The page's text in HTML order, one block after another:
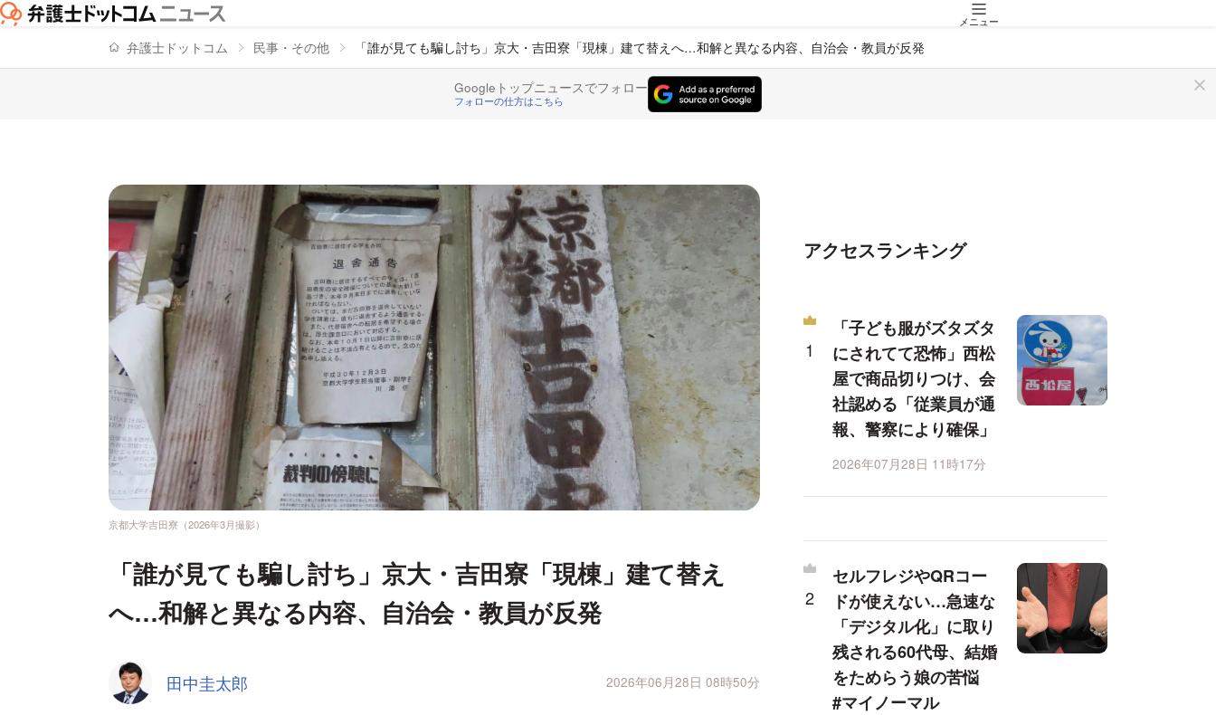
メニュー
弁護士ドットコム 民事・その他 「誰が見ても騙し討ち」京大・吉田寮「現棟」建て替えへ…和解と異なる内容、自治会・教員が反発
Googleトップニュースでフォロー
フォローの仕方はこちら
京都大学吉田寮（2026年3月撮影）
「誰が見ても騙し討ち」京大・吉田寮「現棟」建て替え
へ…和解と異なる内容、自治会・教員が反発
田中圭太郎 2026年06月28日 08時50分
アクセスランキング
「子ども服がズタズタ
にされてて恐怖」西松
屋で商品切りつけ、会
社認める「従業員が通
報、警察により確保」
2026年07月28日 11時17分
セルフレジやQRコー
ドが使えない…急速な
「デジタル化」に取り
残される60代母、結婚
をためらう娘の苦悩
#マイノーマル